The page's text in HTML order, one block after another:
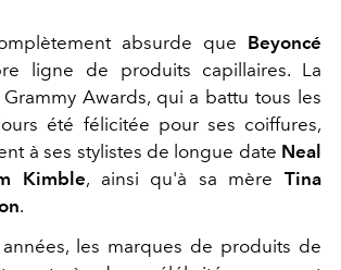
absurde que Beyoncé
ligne de produits capillaires. La
Awards, qui a battu tous les
été félicitée pour ses coiffures,
à ses stylistes de longue date Neal
Kimble, ainsi qu'à sa mère Tina
.
les marques de produits de